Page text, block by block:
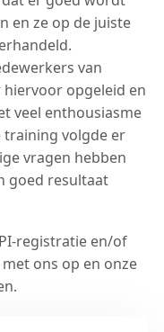
en ze op de juiste
van
opgeleid en
veel enthousiasme
training volgde er
vragen hebben
goed resultaat
registratie en/of
ons op en onze